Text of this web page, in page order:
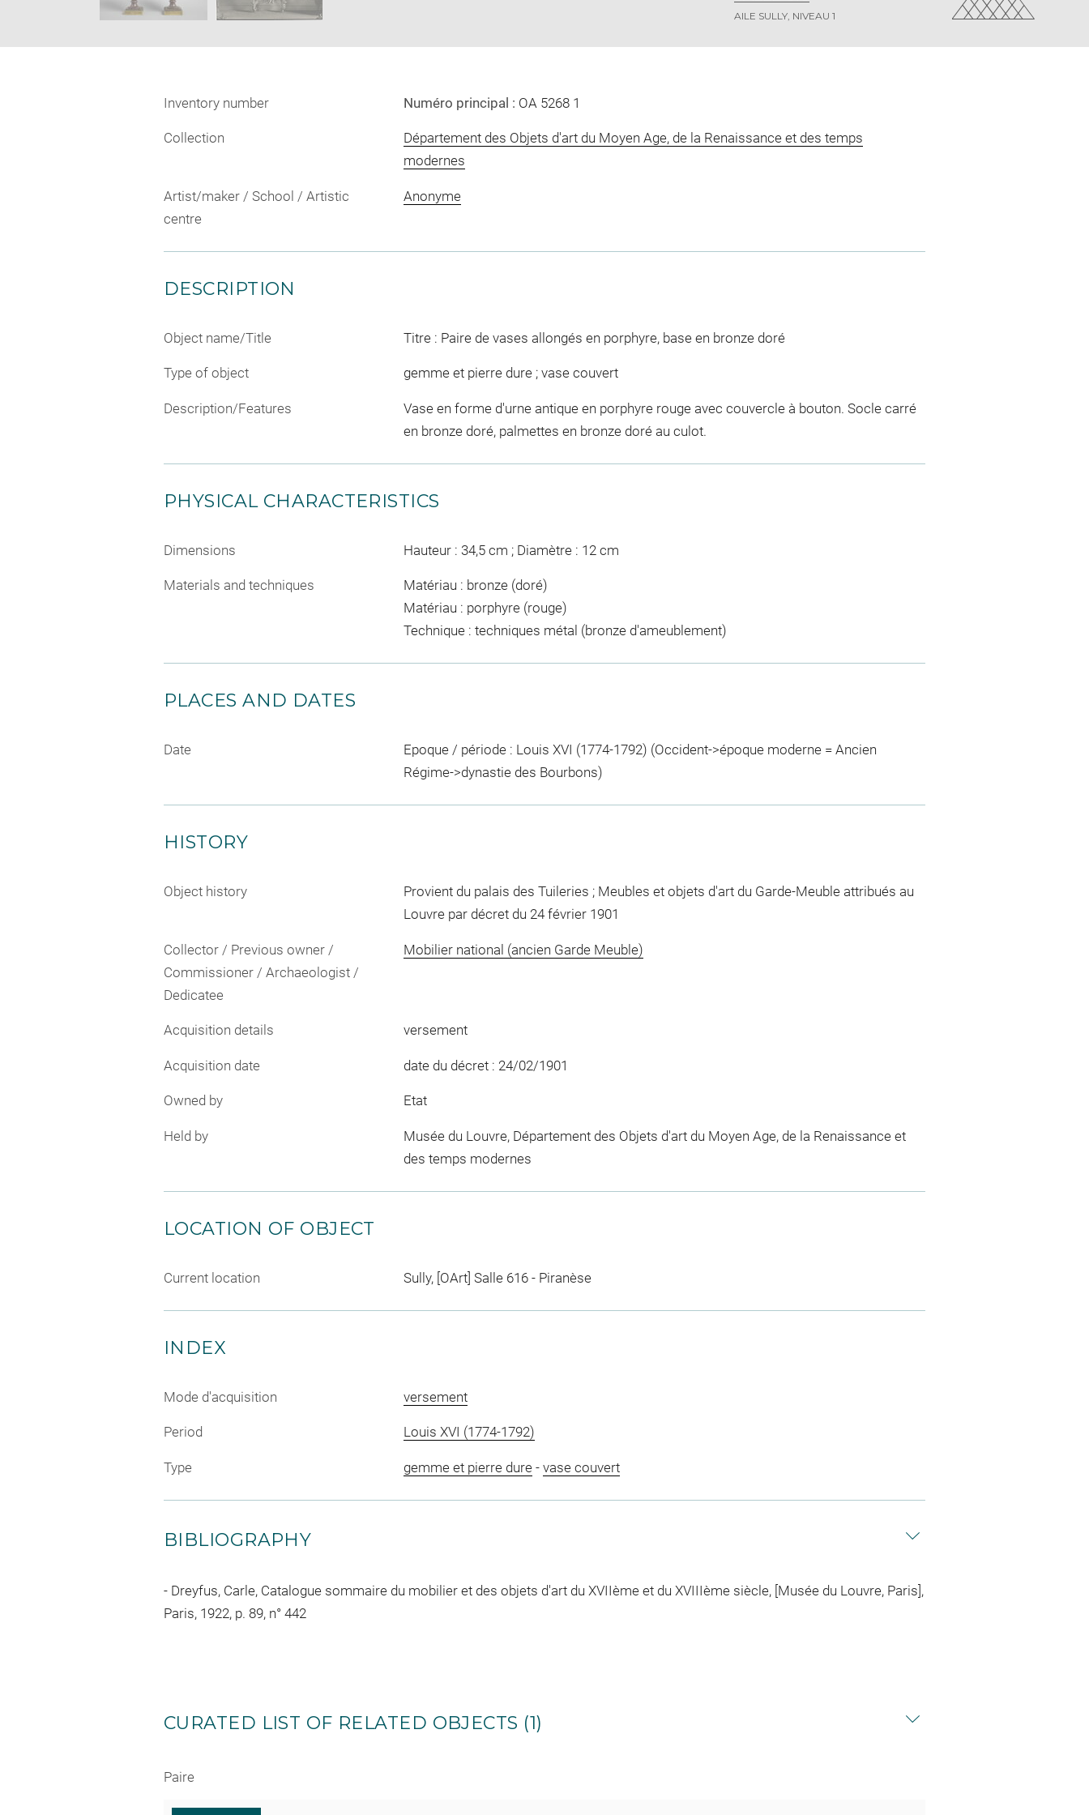
AILE SULLY, NIVEAU 1
Inventory number Numéro principal : OA 5268 1
Collection
Département des Objets d'art du Moyen Age, de la Renaissance et des temps
modernes
Artist/maker / School / Artistic
centre
Anonyme
DESCRIPTION
Object name/Title Titre : Paire de vases allongés en porphyre, base en bronze doré
Type of object gemme et pierre dure ; vase couvert
Description/Features
Vase en forme d'urne antique en porphyre rouge avec couvercle à bouton. Socle carré
en bronze doré, palmettes en bronze doré au culot.
PHYSICAL CHARACTERISTICS
Dimensions Hauteur : 34,5 cm ; Diamètre : 12 cm
Materials and techniques
Matériau : bronze (doré)
Matériau : porphyre (rouge)
Technique : techniques métal (bronze d'ameublement)
PLACES AND DATES
Date
Epoque / période : Louis XVI (1774-1792) (Occident->époque moderne = Ancien
Régime->dynastie des Bourbons)
HISTORY
Object history
Provient du palais des Tuileries ; Meubles et objets d'art du Garde-Meuble attribués au
Louvre par décret du 24 février 1901
Collector / Previous owner /
Commissioner / Archaeologist /
Dedicatee
Mobilier national (ancien Garde Meuble)
Acquisition details versement
Acquisition date date du décret : 24/02/1901
Owned by Etat
Held by
Musée du Louvre, Département des Objets d'art du Moyen Age, de la Renaissance et
des temps modernes
LOCATION OF OBJECT
Current location Sully, [OArt] Salle 616 - Piranèse
INDEX
Mode d'acquisition versement
Period Louis XVI (1774-1792)
Type gemme et pierre dure- vase couvert
BIBLIOGRAPHY
Dreyfus, Carle, Catalogue sommaire du mobilier et des objets d'art du XVIIème et du XVIIIème siècle, [Musée du Louvre, Paris],
Paris, 1922, p. 89, n° 442
CURATED LIST OF RELATED OBJECTS (1)
Paire